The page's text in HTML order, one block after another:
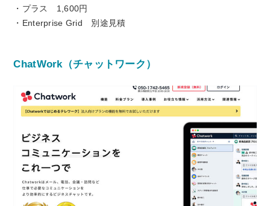
・プラス 1,600円
・Enterprise Grid 別途見積
ChatWork（チャットワーク）